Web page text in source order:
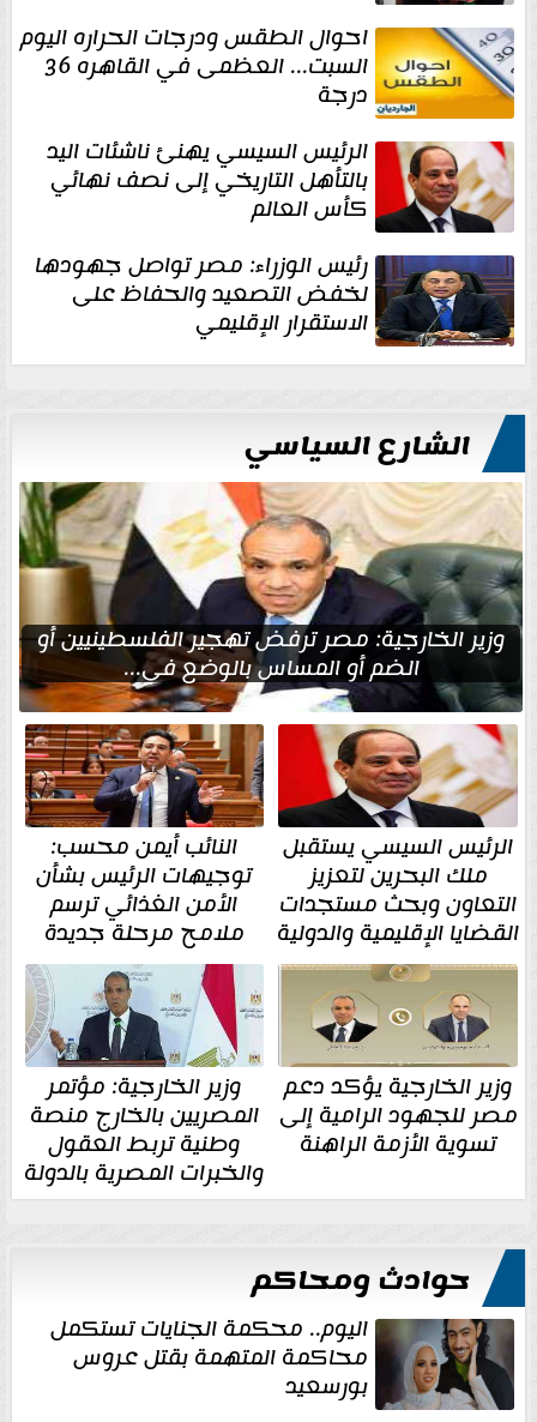
احوال الطقس ودرجات الحراره اليوم
السبت... العظمى في القاهره 36
درجة
الرئيس السيسي يهنئ ناشئات اليد
بالتأهل التاريخي إلى نصف نهائي
كأس العالم
رئيس الوزراء: مصر تواصل جهودها
لخفض التصعيد والحفاظ على
الاستقرار الإقليمي
الشارع السياسي
وزير الخارجية: مصر ترفض تهجير الفلسطينيين أو
الضم أو المساس بالوضع في...
الرئيس السيسي يستقبل
ملك البحرين لتعزيز
التعاون وبحث مستجدات
القضايا الإقليمية والدولية
النائب أيمن محسب:
توجيهات الرئيس بشأن
الأمن الغذائي ترسم
ملامح مرحلة جديدة
وزير الخارجية يؤكد دعم
مصر للجهود الرامية إلى
تسوية الأزمة الراهنة
وزير الخارجية: مؤتمر
المصريين بالخارج منصة
وطنية تربط العقول
والخبرات المصرية بالدولة
حوادث ومحاكم
اليوم.. محكمة الجنايات تستكمل
محاكمة المتهمة بقتل عروس
بورسعيد